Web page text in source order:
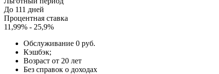
До 111 дней
Процентная ставка
11,99% - 25,9%
Обслуживание 0 руб.
Кэшбэк;
Возраст от 20 лет
Без справок о доходах